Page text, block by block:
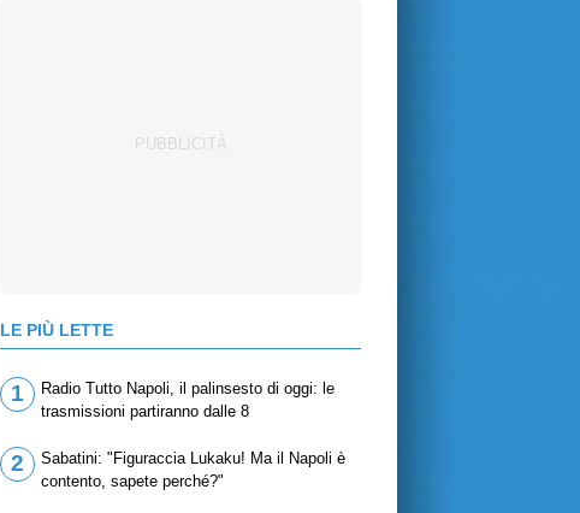
LE PIÙ LETTE
1
Radio Tutto Napoli, il palinsesto di oggi: le
trasmissioni partiranno dalle 8
2
Sabatini: "Figuraccia Lukaku! Ma il Napoli è
contento, sapete perché?"